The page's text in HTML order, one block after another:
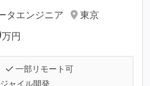
タエンジニア
東京
万円
一部リモート可
ャイル開発